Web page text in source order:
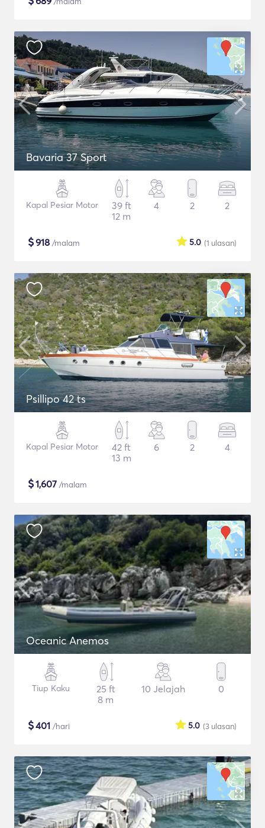
Bavaria 37 Sport
Kapal Pesiar Motor
39 ft
12 m
4 2 2
$918 /malam (1 ulasan)
5.0
Psillipo 42 ts
Kapal Pesiar Motor
42 ft
13 m
6 2 4
$1,607 /malam
Oceanic Anemos
Tiup Kaku
25 ft
8 m
10 Jelajah 0
$401 /hari (3 ulasan)
5.0